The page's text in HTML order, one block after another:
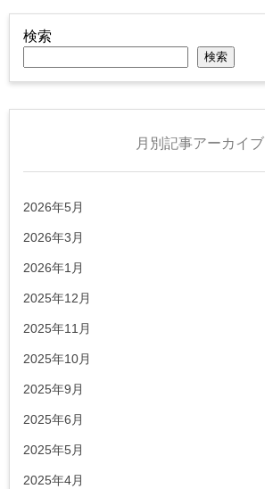
検索
検索
月別記事アーカイブ
2026年5月
2026年3月
2026年1月
2025年12月
2025年11月
2025年10月
2025年9月
2025年6月
2025年5月
2025年4月